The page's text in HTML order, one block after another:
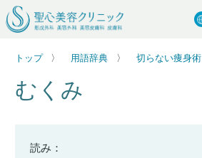
トップ 用語辞典 切らない痩身術
むくみ
読み：